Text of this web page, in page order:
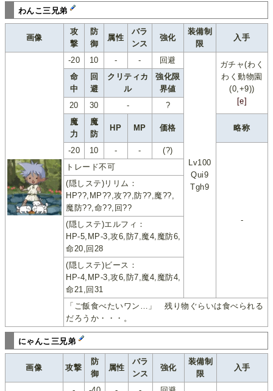
わんこ三兄弟
画像
攻
撃
防
御
属性
バラ
ンス
強化
装備制
限
入手
-20 10 - - 回避
Lv100
Qui9
Tgh9
ガチャ(わく
わく動物園
(0,+9))
[e]
命
中
回
避
クリティカ
ル
強化限
界値
20
30 -
?
魔
力
魔
防
HP MP 価格 略称
-20 10 - - (?)
-
トレード不可
(隠しステ)リリム：
HP??,MP??,攻??,防??,魔??,
魔防??,命??,回??
(隠しステ)エルフィ：
HP-5,MP-3,攻6,防7,魔4,魔防6,
命20,回28
(隠しステ)ビース：
HP-4,MP-3,攻6,防7,魔4,魔防4,
命21,回31
「ご飯食べたいワン…」 残り物ぐらいは食べられる
だろうか・・・。
にゃんこ三兄弟
画像 攻撃
防
御
属性
バラ
ンス
強化
装備制
限
入手